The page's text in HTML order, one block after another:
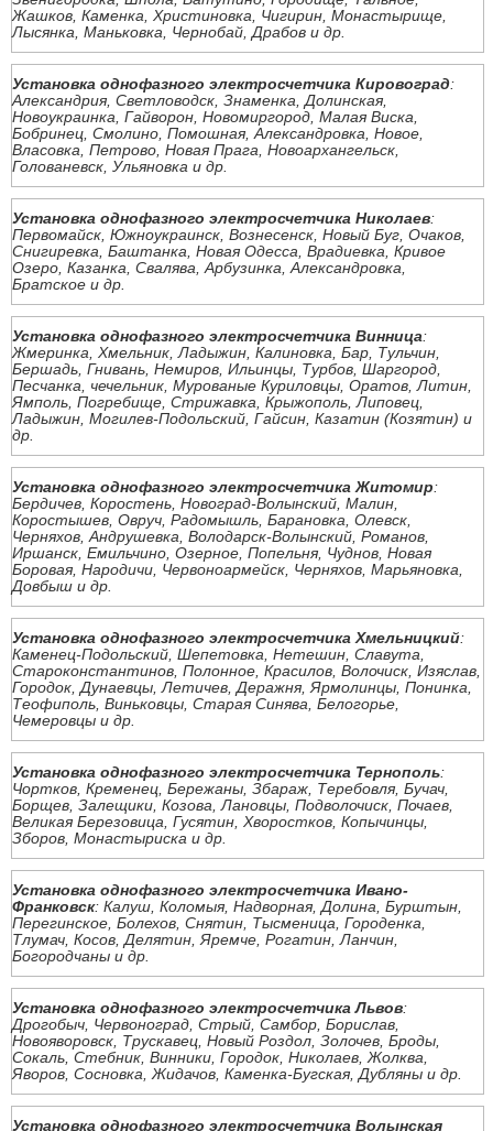
Жашков, Каменка, Христиновка, Чигирин, Монастырище,
Лысянка, Маньковка, Чернобай, Драбов и др.
Установка однофазного электросчетчика Кировоград:
Александрия, Светловодск, Знаменка, Долинская,
Новоукраинка, Гайворон, Новомиргород, Малая Виска,
Бобринец, Смолино, Помошная, Александровка, Новое,
Власовка, Петрово, Новая Прага, Новоархангельск,
Голованевск, Ульяновка и др.
Установка однофазного электросчетчика Николаев:
Первомайск, Южноукраинск, Вознесенск, Новый Буг, Очаков,
Снигиревка, Баштанка, Новая Одесса, Врадиевка, Кривое
Озеро, Казанка, Свалява, Арбузинка, Александровка,
Братское и др.
Установка однофазного электросчетчика Винница:
Жмеринка, Хмельник, Ладыжин, Калиновка, Бар, Тульчин,
Бершадь, Гнивань, Немиров, Ильинцы, Турбов, Шаргород,
Песчанка, чечельник, Мурованые Куриловцы, Оратов, Литин,
Ямполь, Погребище, Стрижавка, Крыжополь, Липовец,
Ладыжин, Могилев-Подольский, Гайсин, Казатин (Козятин) и
др.
Установка однофазного электросчетчика Житомир:
Бердичев, Коростень, Новоград-Волынский, Малин,
Коростышев, Овруч, Радомышль, Барановка, Олевск,
Черняхов, Андрушевка, Володарск-Волынский, Романов,
Иршанск, Емильчино, Озерное, Попельня, Чуднов, Новая
Боровая, Народичи, Червоноармейск, Черняхов, Марьяновка,
Довбыш и др.
Установка однофазного электросчетчика Хмельницкий:
Каменец-Подольский, Шепетовка, Нетешин, Славута,
Староконстантинов, Полонное, Красилов, Волочиск, Изяслав,
Городок, Дунаевцы, Летичев, Деражня, Ярмолинцы, Понинка,
Теофиполь, Виньковцы, Старая Синява, Белогорье,
Чемеровцы и др.
Установка однофазного электросчетчика Тернополь:
Чортков, Кременец, Бережаны, Збараж, Теребовля, Бучач,
Борщев, Залещики, Козова, Лановцы, Подволочиск, Почаев,
Великая Березовица, Гусятин, Хворостков, Копычинцы,
Зборов, Монастыриска и др.
Установка однофазного электросчетчика Ивано-
Франковск: Калуш, Коломыя, Надворная, Долина, Бурштын,
Перегинское, Болехов, Снятин, Тысменица, Городенка,
Тлумач, Косов, Делятин, Яремче, Рогатин, Ланчин,
Богородчаны и др.
Установка однофазного электросчетчика Львов:
Дрогобыч, Червоноград, Стрый, Самбор, Борислав,
Новояворовск, Трускавец, Новый Роздол, Золочев, Броды,
Сокаль, Стебник, Винники, Городок, Николаев, Жолква,
Яворов, Сосновка, Жидачов, Каменка-Бугская, Дубляны и др.
Установка однофазного электросчетчика Волынская